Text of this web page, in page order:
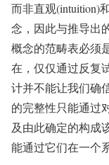
而非直观(intuition)
念，因此与推导出
概念的范畴表必须
在，仅仅通过反复
计并不能让我们确
的完整性只能通过
及由此确定的构成
能通过它们在一个